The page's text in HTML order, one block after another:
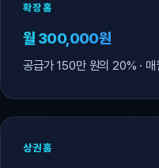
확장홈
월 300,000원
공급가 150만 원의 20% · 매
상권홈